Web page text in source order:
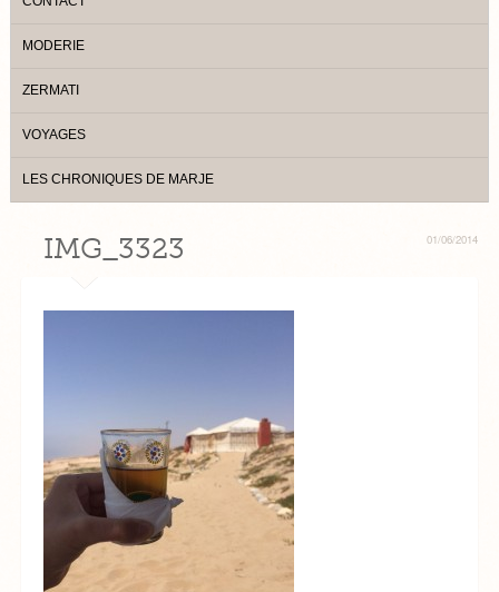
MODERIE
ZERMATI
VOYAGES
LES CHRONIQUES DE MARJE
01/06/2014
IMG_3323